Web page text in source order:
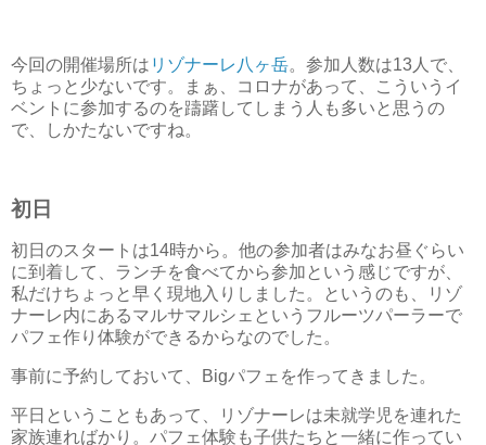
今回の開催場所は リゾナーレ八ヶ岳。参加人数は13人で、
ちょっと少ないです。まぁ、コロナがあって、こういうイ
ベントに参加するのを躊躇してしまう人も多いと思うの
で、しかたないですね。
初日
初日のスタートは14時から。他の参加者はみなお昼ぐらい
に到着して、ランチを食べてから参加という感じですが、
私だけちょっと早く現地入りしました。というのも、リゾ
ナーレ内にあるマルサマルシェというフルーツパーラーで
パフェ作り体験ができるからなのでした。
事前に予約しておいて、Bigパフェを作ってきました。
平日ということもあって、リゾナーレは未就学児を連れた
家族連ればかり。パフェ体験も子供たちと一緒に作ってい